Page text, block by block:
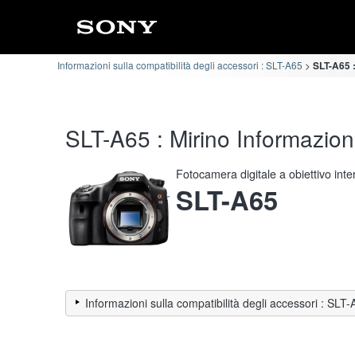
Informazioni sulla compatibilità degli accessori : SLT-A65 SLT-
SLT-A65 : Mirino
Fotocamera digitale a obiettivo
SLT-A65
Informazioni sulla compatibilità degli accessori : SLT-